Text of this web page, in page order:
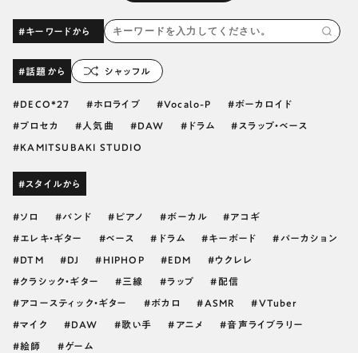
#キーワードから
#話題から シャッフル
DECO*27 ホロライブ Vocalo-P ボーカロイド
プロセカ 人気曲 DAW ドラム スラップ・ベース
KAMITSUBAKI STUDIO
#スタイルから
ソロ バンド ピアノ ボーカル アコギ
エレキ・ギター ベース ドラム キーボード パーカション
DTM DJ HIPHOP EDM ウクレレ
クラシック・ギター 三線 ラップ 配信
アコースティック・ギター ボカロ ASMR VTuber
マイク DAW 歌い手 アニメ 音声ライブラリー
絵師 ゲーム